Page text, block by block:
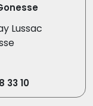
Lussac
33 10